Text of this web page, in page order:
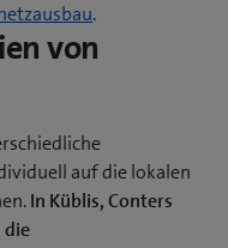
.
von
auf die lokalen
In Küblis, Conters
die